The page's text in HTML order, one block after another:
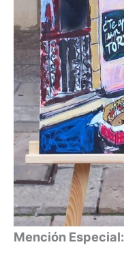
Mención Especial: